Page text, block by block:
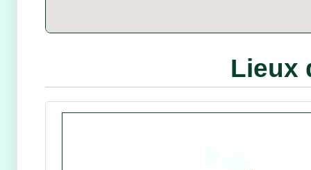
Lieux